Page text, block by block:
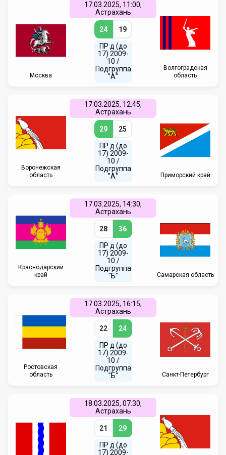
Москва
17.03.2025, 11:00,
Астрахань
24 19
ПР д (до
17) 2009-
10 /
Подгруппа
"А"
Волгоградская
область
Воронежская
область
17.03.2025, 12:45,
Астрахань
29 25
ПР д (до
17) 2009-
10 /
Подгруппа
"А"
Приморский край
Краснодарский
край
17.03.2025, 14:30,
Астрахань
28 36
ПР д (до
17) 2009-
10 /
Подгруппа
"Б"
Самарская область
Ростовская
область
17.03.2025, 16:15,
Астрахань
22 24
ПР д (до
17) 2009-
10 /
Подгруппа
"Б"
Санкт-Петербург
18.03.2025, 07:30,
Астрахань
21 29
ПР д (до
17) 2009-